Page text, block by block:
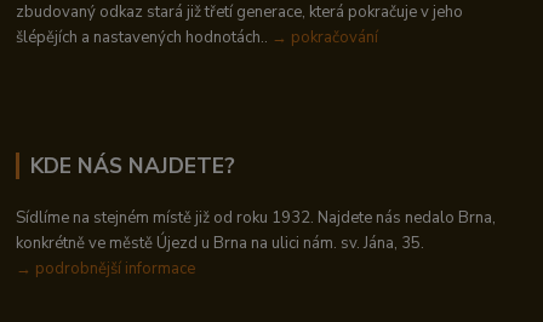
zbudovaný odkaz stará již třetí generace, která pokračuje v jeho
šlépějích a nastavených hodnotách.. → pokračování
KDE NÁS NAJDETE?
Sídlíme na stejném místě již od roku 1932. Najdete nás nedalo Brna,
konkrétně ve městě Újezd u Brna na ulici nám. sv. Jána, 35.
→ podrobnější informace